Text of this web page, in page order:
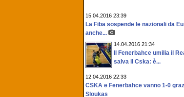
15.04.2016 23:39
La Fiba sospende le nazionali da
anche...
14.04.2016 21:34
Il Fenerbahce umilia il
salva il Cska: è...
12.04.2016 22:33
CSKA e Fenerbahce vanno 1-0
Sloukas